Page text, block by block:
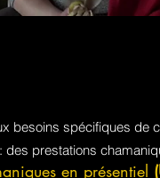
besoins spécifiques de
des prestations
en présentiel